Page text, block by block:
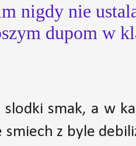
nigdy nie
dupom w
slodki smak, a w
smiech z byle